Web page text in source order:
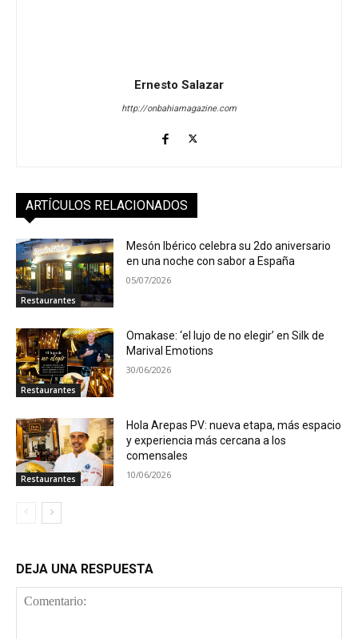
Ernesto Salazar
http://onbahiamagazine.com
ARTÍCULOS RELACIONADOS
Restaurantes
Mesón Ibérico celebra su 2do aniversario
en una noche con sabor a España
05/07/2026
Restaurantes
Omakase: ‘el lujo de no elegir’ en Silk de
Marival Emotions
30/06/2026
Restaurantes
Hola Arepas PV: nueva etapa, más espacio
y experiencia más cercana a los
comensales
10/06/2026
DEJA UNA RESPUESTA